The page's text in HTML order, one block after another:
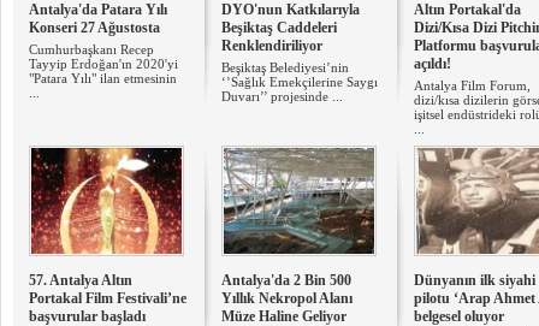
Antalya'da Patara Yılı
Konseri 27 Ağustosta
Cumhurbaşkanı Recep
Tayyip Erdoğan'ın 2020'yi
"Patara Yılı" ilan etmesinin
DYO'nun Katkılarıyla
Beşiktaş Caddeleri
Renklendiriliyor
Beşiktaş Belediyesi’nin
‘’Sağlık Emekçilerine Saygı
Duvarı’’ projesinde ...
Altın Portakal'da
Dizi/Kısa Dizi
Platformu
açıldı!
Antalya Film Forum,
dizi/kısa dizilerin
işitsel endüstrideki
57. Antalya Altın
Portakal Film Festivali’ne
başvurular başladı
Antalya'da 2 Bin 500
Yıllık Nekropol Alanı
Müze Haline Geliyor
Dünyanın ilk siyahi
pilotu ‘Arap Ahmet
belgesel oluyor